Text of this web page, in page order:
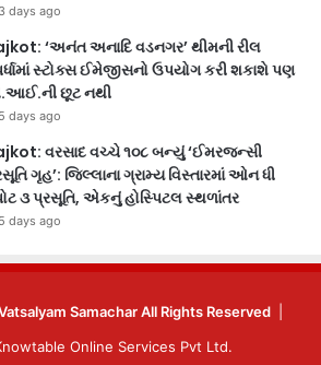
3 days ago
‘અનંત અનાદિ વડનગર’ થીમની રીલ
સ્ટોક્સ ઈમેજીસનો ઉપયોગ કરી શકાશે પણ
છૂટ નથી
5 days ago
વરસાદ વચ્ચે ૧૦૮ બન્યું ‘ઈમરજન્સી
ગૃહ’: જિલ્લાના ગ્રામ્ય વિસ્તારમાં ઓન ધી
૩ પ્રસૂતિ, એકનું હોસ્પિટલ સ્થળાંતર
5 days ago
Samachar All Rights Reserved
Online Services Pvt Ltd.